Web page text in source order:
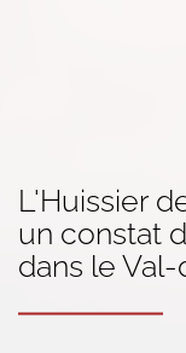
L'Huissier
un constat
dans le Val-